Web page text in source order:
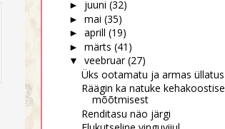
► juuni (32)
► mai (35)
► aprill (19)
► märts (41)
▼ veebruar (27)
Üks ootamatu ja armas üllatus
Räägin ka natuke kehakoostise
mõõtmisest
Renditasu näo järgi